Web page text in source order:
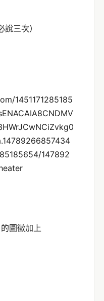
三次）
1451171285185
147892
圖徵加上